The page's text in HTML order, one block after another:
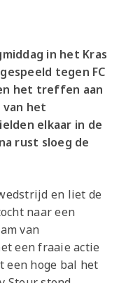
in het Kras
tegen FC
het treffen aan
het
elkaar in de
rust sloeg de
en liet de
naar een
van
een fraaie actie
een hoge bal het